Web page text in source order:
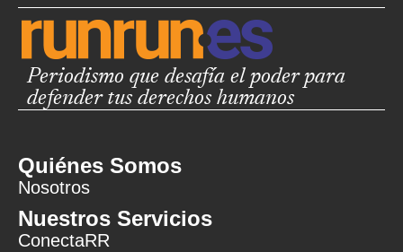
Periodismo que desafía el poder para
defender tus derechos humanos
Quiénes Somos
Nosotros
Nuestros Servicios
ConectaRR